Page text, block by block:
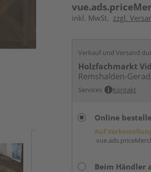
inkl. MwSt. zzgl.
Verkauf und Versand
Holzfachmarkt
Remshalden-
Services Kontakt
Online
Auf
Beim Händler